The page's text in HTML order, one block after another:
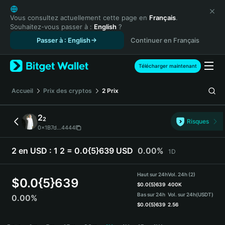
English
日本語
Tiếng Việt
Español (Latinoamérica)
Türkçe
Français
Deutsch
简体中文
繁體中文
Português (Portugal)
Bahasa Indonesia
ภาษาไทย
Español
Español (Argentina)
Vous consultez actuellement cette page en Français.
Souhaitez-vous passer à : English ?
Passer à : English
Continuer en Français
Télécharger maintenant
Accueil Prix des cryptos 2 Prix
22
0x1B7d...4444
Risques
2 en USD : 1 2 = 0.0{5}639 USD 0.00% 1D
$0.0{5}639
0.00%
Haut sur 24h
$0.0{5}639
Bas sur 24h
$0.0{5}639
Vol. 24h (2)
400K
Vol. sur 24h(USDT)
2.56